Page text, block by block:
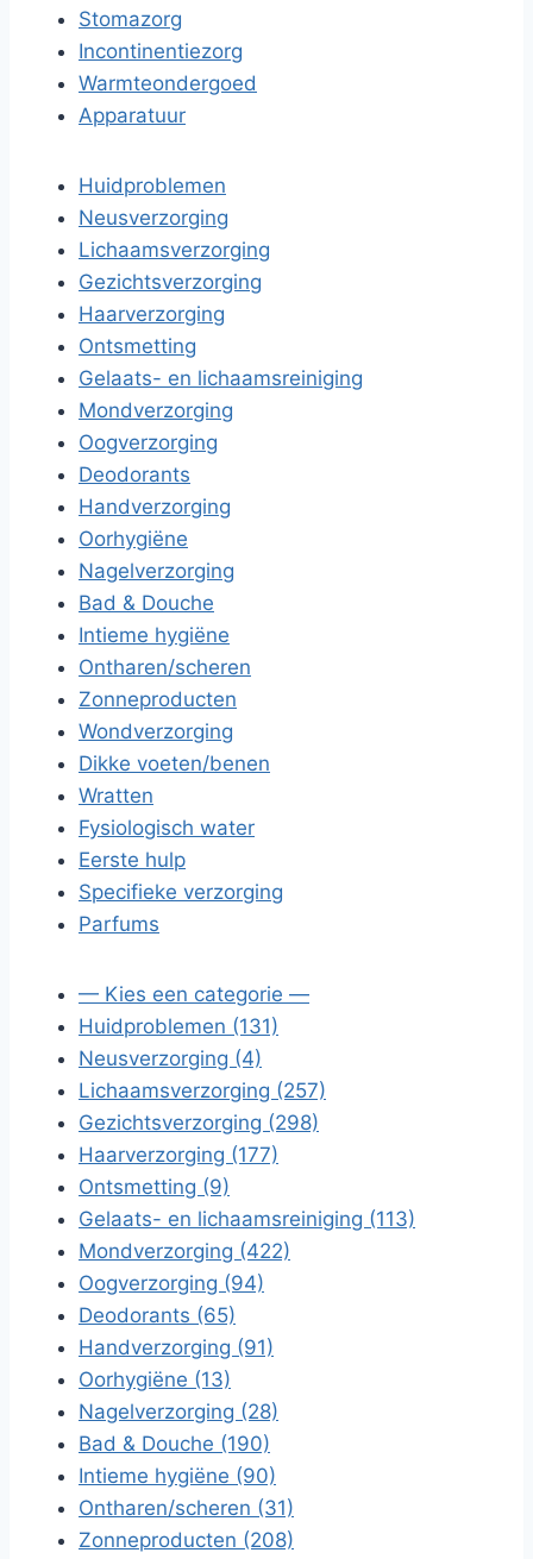
Stomazorg
Incontinentiezorg
Warmteondergoed
Apparatuur
Huidproblemen
Neusverzorging
Lichaamsverzorging
Gezichtsverzorging
Haarverzorging
Ontsmetting
Gelaats- en lichaamsreiniging
Mondverzorging
Oogverzorging
Deodorants
Handverzorging
Oorhygiëne
Nagelverzorging
Bad & Douche
Intieme hygiëne
Ontharen/scheren
Zonneproducten
Wondverzorging
Dikke voeten/benen
Wratten
Fysiologisch water
Eerste hulp
Specifieke verzorging
Parfums
— Kies een categorie —
Huidproblemen (131)
Neusverzorging (4)
Lichaamsverzorging (257)
Gezichtsverzorging (298)
Haarverzorging (177)
Ontsmetting (9)
Gelaats- en lichaamsreiniging (113)
Mondverzorging (422)
Oogverzorging (94)
Deodorants (65)
Handverzorging (91)
Oorhygiëne (13)
Nagelverzorging (28)
Bad & Douche (190)
Intieme hygiëne (90)
Ontharen/scheren (31)
Zonneproducten (208)